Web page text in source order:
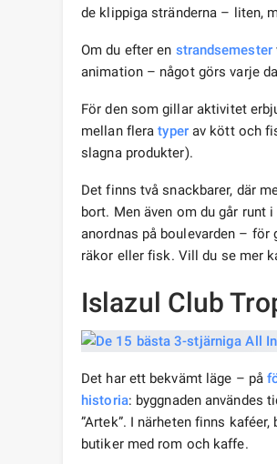
de klippiga stränderna – liten,
Om du efter en strandsemester
animation – något görs varje
För den som gillar aktivitet
mellan fleratyperav kött och
slagna produkter).
Det finns två snackbarer, där
bort. Men även om du går runt
anordnas på boulevarden –
räkor eller fisk. Vill du se mer
Islazul Club
Det har ett bekvämt läge – på
historia: byggnaden användes
”Artek”. I närheten finns
butiker med rom och kaffe.